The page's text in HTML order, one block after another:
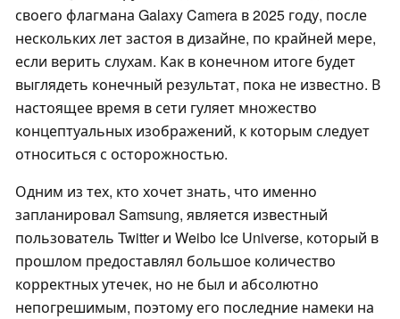
своего флагмана Galaxy Camera в 2025 году, после
нескольких лет застоя в дизайне, по крайней мере,
если верить слухам. Как в конечном итоге будет
выглядеть конечный результат, пока не известно. В
настоящее время в сети гуляет множество
концептуальных изображений, к которым следует
относиться с осторожностью.
Одним из тех, кто хочет знать, что именно
запланировал Samsung, является известный
пользователь Twitter и Weibo Ice Universe, который в
прошлом предоставлял большое количество
корректных утечек, но не был и абсолютно
непогрешимым, поэтому его последние намеки на